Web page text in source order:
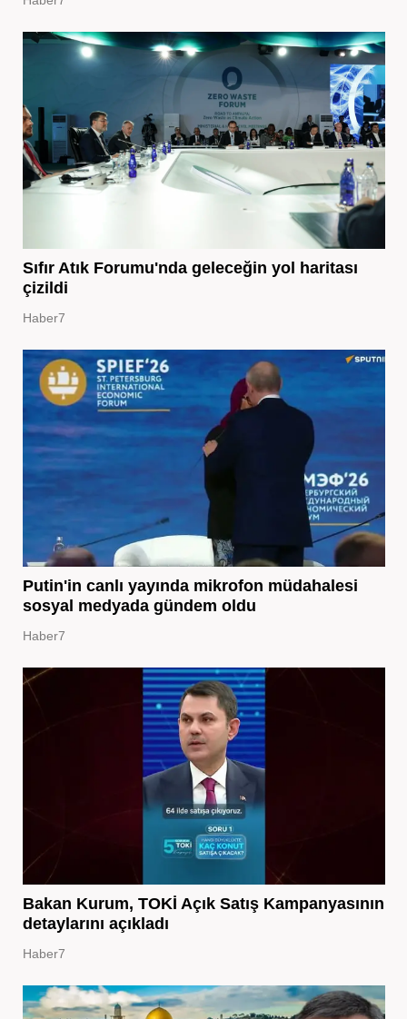
Sıfır Atık Forumu'nda geleceğin yol haritası
çizildi
Haber7
Putin'in canlı yayında mikrofon müdahalesi
sosyal medyada gündem oldu
Haber7
Bakan Kurum, TOKİ Açık Satış Kampanyasının
detaylarını açıkladı
Haber7